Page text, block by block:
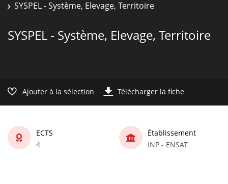
SYSPEL - Système, Elevage, Territoire
SYSPEL - Système, Elevage, Territoire
Ajouter à la sélection Télécharger la fiche
ECTS
4
Établissement
INP - ENSAT